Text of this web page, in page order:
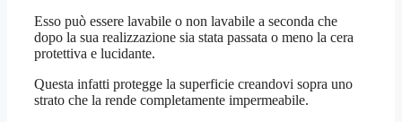
Esso può essere lavabile o non lavabile a seconda che
dopo la sua realizzazione sia stata passata o meno la cera
protettiva e lucidante.
Questa infatti protegge la superficie creandovi sopra uno
strato che la rende completamente impermeabile.